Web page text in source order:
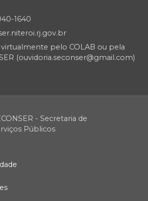
1640
pelo COLAB ou pela
(ouvidoria.seconser@gmail.com)
- Secretaria de
Públicos